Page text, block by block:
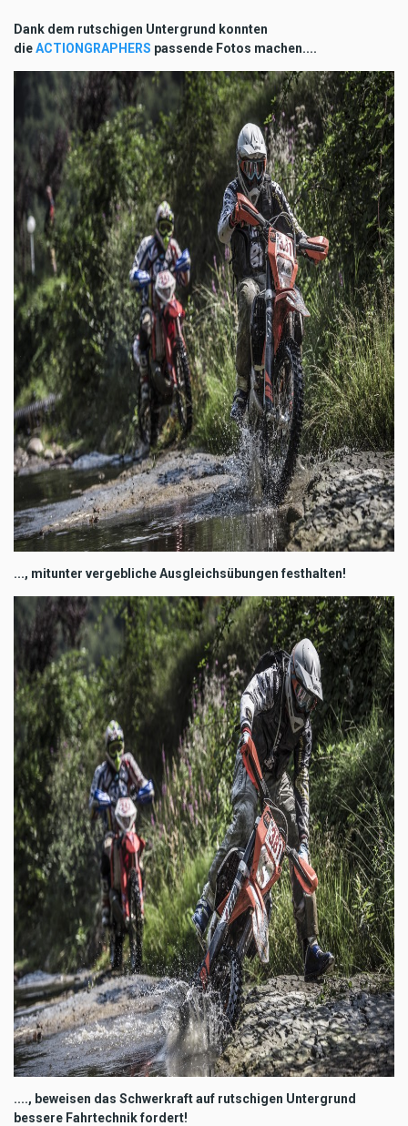
Dank dem rutschigen Untergrund konnten
dieACTIONGRAPHERS passende Fotos machen....
..., mitunter vergebliche Ausgleichsübungen festhalten!
...., beweisen das Schwerkraft auf rutschigen Untergrund
bessere Fahrtechnik fordert!